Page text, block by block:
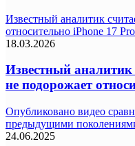
Известный аналитик
относительно iPhone 17 Pro
18.03.2026
Известный аналитик
не подорожает
Опубликовано видео
предыдущими
24.06.2025